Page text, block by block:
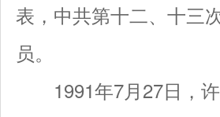
表，中共第十二、十三
员。
1991年7月27日，许